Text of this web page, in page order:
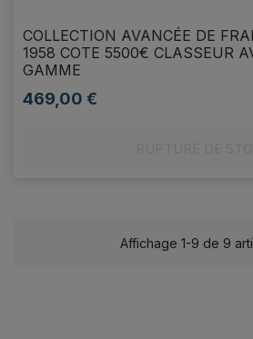
COLLECTION AVANCÉE DE
1958 COTE 5500€ CLASSEUR
GAMME
Prix
469,00 €
Affichage 1-9 de 9